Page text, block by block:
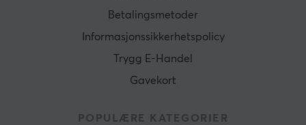
Betalingsmetoder
Informasjonssikkerhetspolicy
Trygg E-Handel
Gavekort
POPULÆRE KATEGORIER